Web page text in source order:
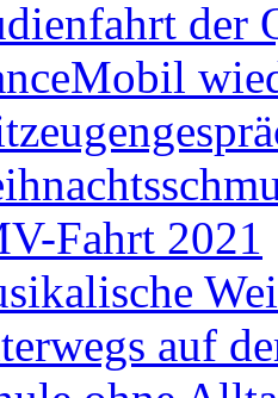
der
Fahrt 2021
auf